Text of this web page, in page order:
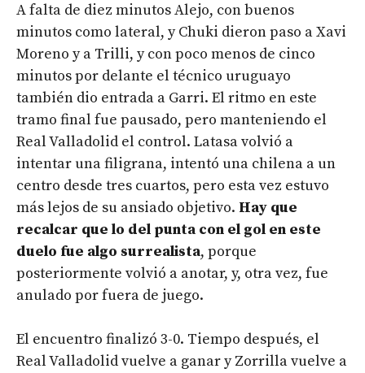
A falta de diez minutos Alejo, con buenos
minutos como lateral, y Chuki dieron paso a Xavi
Moreno y a Trilli, y con poco menos de cinco
minutos por delante el técnico uruguayo
también dio entrada a Garri. El ritmo en este
tramo final fue pausado, pero manteniendo el
Real Valladolid el control. Latasa volvió a
intentar una filigrana, intentó una chilena a un
centro desde tres cuartos, pero esta vez estuvo
más lejos de su ansiado objetivo. Hay que
recalcar que lo del punta con el gol en este
duelo fue algo surrealista, porque
posteriormente volvió a anotar, y, otra vez, fue
anulado por fuera de juego.
El encuentro finalizó 3-0. Tiempo después, el
Real Valladolid vuelve a ganar y Zorrilla vuelve a